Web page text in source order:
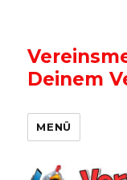
Deinem
MENÜ